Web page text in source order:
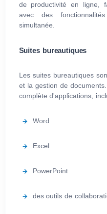
de productivité en ligne,
avec des
simultanée.
Suites bureautiques
Les suites bureautiques
et la gestion de
complète d'applications,
Word
Excel
PowerPoint
des outils de